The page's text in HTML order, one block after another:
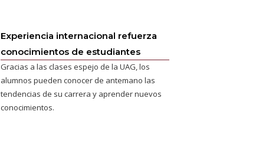
Experiencia internacional refuerza
conocimientos de estudiantes
Gracias a las clases espejo de la UAG, los
alumnos pueden conocer de antemano las
tendencias de su carrera y aprender nuevos
conocimientos.